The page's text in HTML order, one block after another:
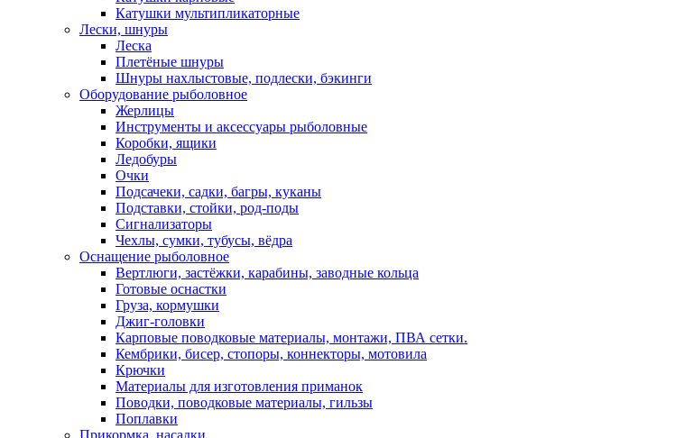
Катушки мультипликаторные
Лески, шнуры
Леска
Плетёные шнуры
Шнуры нахлыстовые, подлески, бэкинги
Оборудование рыболовное
Жерлицы
Инструменты и аксессуары рыболовные
Коробки, ящики
Ледобуры
Очки
Подсачеки, садки, багры, куканы
Подставки, стойки, род-поды
Сигнализаторы
Чехлы, сумки, тубусы, вёдра
Оснащение рыболовное
Вертлюги, застёжки, карабины, заводные кольца
Готовые оснастки
Груза, кормушки
Джиг-головки
Карповые поводковые материалы, монтажи, ПВА сетки.
Кембрики, бисер, стопоры, коннекторы, мотовила
Крючки
Материалы для изготовления приманок
Поводки, поводковые материалы, гильзы
Поплавки
Прикормка, насадки